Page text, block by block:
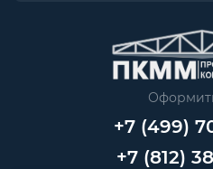
+7 (499)
+7 (812)